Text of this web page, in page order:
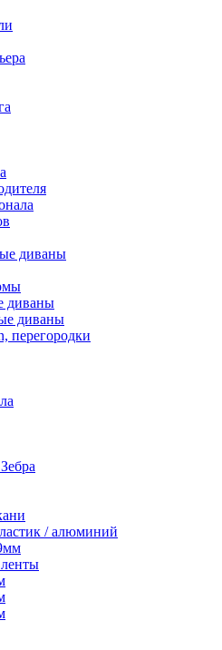
диваны
диваны
диваны
перегородки
/ алюминий